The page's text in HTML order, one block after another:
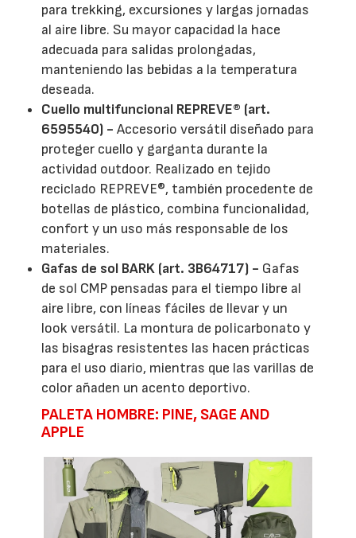
para trekking, excursiones y largas jornadas
al aire libre. Su mayor capacidad la hace
adecuada para salidas prolongadas,
manteniendo las bebidas a la temperatura
deseada.
Cuello multifuncional REPREVE® (art.
6595540) - Accesorio versátil diseñado para
proteger cuello y garganta durante la
actividad outdoor. Realizado en tejido
reciclado REPREVE®, también procedente de
botellas de plástico, combina funcionalidad,
confort y un uso más responsable de los
materiales.
Gafas de sol BARK (art. 3B64717) - Gafas
de sol CMP pensadas para el tiempo libre al
aire libre, con líneas fáciles de llevar y un
look versátil. La montura de policarbonato y
las bisagras resistentes las hacen prácticas
para el uso diario, mientras que las varillas de
color añaden un acento deportivo.
PALETA HOMBRE: PINE, SAGE AND
APPLE